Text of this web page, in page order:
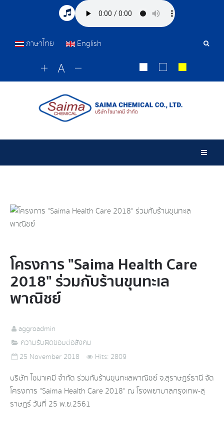
ภาษาไทย English
โครงการ "Saima Health Care
2018" ร่วมกับร้านขุนทะเล
พาณิชย์
aggroadmin
ความรับผิดชอบต่อสังคม
25 November 2018
Hits: 2809
บริษัท ไซมาเคมี จำกัด ร่วมกับร้านขุนทะเลพาณิชย์ จ.สุราษฎร์ธานี จัด
โครงการ "Saima Health Care 2018" ณ โรงพยาบาลกรุงเทพ-สุ
ราษฎร์ วันที่ 25 พ.ย.2561